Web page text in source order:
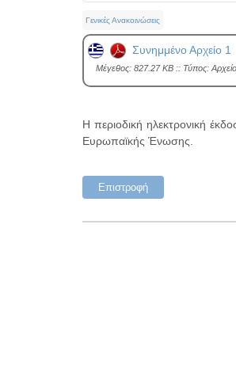
Γενικές Ανακοινώσεις
Συνημμένο Αρχείο 1
Mέγεθος: 827.27 KB :: Τύπος:
Η περιοδική ηλεκτρονική
Ευρωπαϊκής Ένωσης.
Επιστροφή